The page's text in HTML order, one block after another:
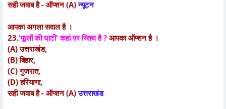
सही जवाब है - ऑप्शन (A)न्यूटन
आपका अगला सवाल है ।
23.'फूलों की घाटी' कहां पर स्तिथ है ? आपका ऑप्शन है ।
(A) उत्तराखंड,
(B) बिहार,
(C) गुजरात,
(D) हरियाणा,
सही जवाब है - ऑप्शन (A)उत्तराखंड